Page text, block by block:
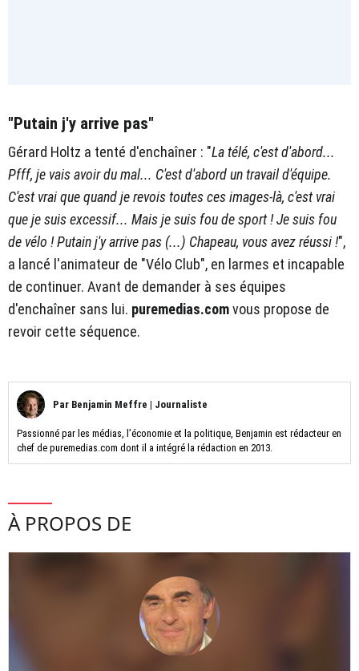
"Putain j'y arrive pas"
Gérard Holtz a tenté d'enchaîner : "La télé, c'est d'abord...
Pfff, je vais avoir du mal... C'est d'abord un travail d'équipe.
C'est vrai que quand je revois toutes ces images-là, c'est vrai
que je suis excessif... Mais je suis fou de sport ! Je suis fou
de vélo ! Putain j'y arrive pas (...) Chapeau, vous avez réussi !",
a lancé l'animateur de "Vélo Club", en larmes et incapable
de continuer. Avant de demander à ses équipes
d'enchaîner sans lui. puremedias.comvous propose de
revoir cette séquence.
Par Benjamin Meffre | Journaliste
Passionné par les médias, l’économie et la politique, Benjamin est rédacteur en
chef de puremedias.com dont il a intégré la rédaction en 2013.
À PROPOS DE